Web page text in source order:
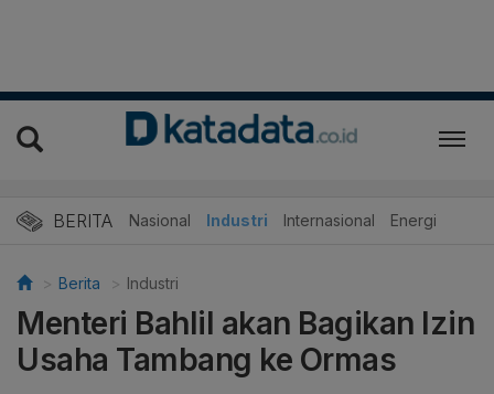
BERITA Nasional Industri Internasional Energi
Berita Industri
Menteri Bahlil akan Bagikan Izin
Usaha Tambang ke Ormas